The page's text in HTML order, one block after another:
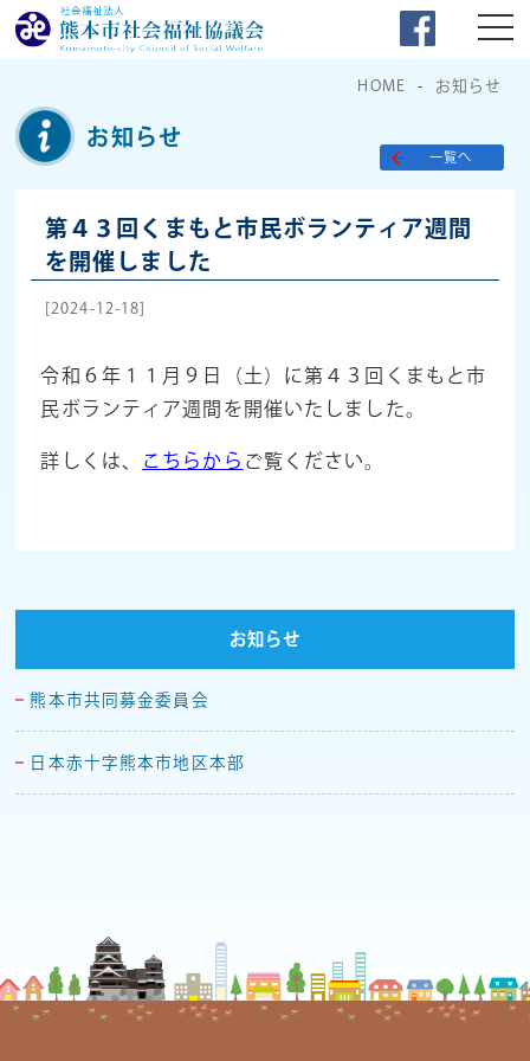
HOME お知らせ
お知らせ
一覧へ
第４３回くまもと市民ボランティア週間
を開催しました
[2024-12-18]
令和６年１１月９日（土）に第４３回くまもと市
民ボランティア週間を開催いたしました。
詳しくは、こちらからご覧ください。
お知らせ
熊本市共同募金委員会
日本赤十字熊本市地区本部